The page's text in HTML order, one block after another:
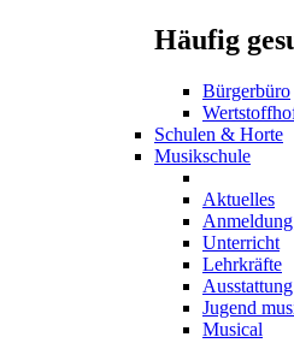
Häufig
Bürgerbüro
Schulen & Horte
Musikschule
Aktuelles
Unterricht
Lehrkräfte
Ausstattung
Jugend
Musical